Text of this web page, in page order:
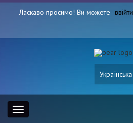
Ласкаво просимо! Ви можете ввійти
Українська
Toggle
navigation